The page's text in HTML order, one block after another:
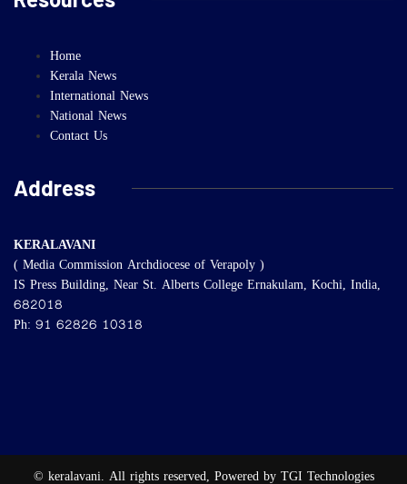
Home
Kerala News
International News
National News
Contact Us
Address
KERALAVANI
( Media Commission Archdiocese of Verapoly )
IS Press Building, Near St. Alberts College Ernakulam, Kochi, India,
682018
Ph: 91 62826 10318
© keralavani. All rights reserved, Powered by TGI Technologies